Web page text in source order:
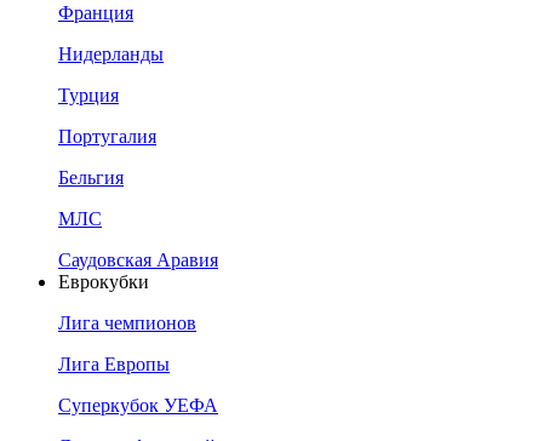
Франция
Нидерланды
Турция
Португалия
Бельгия
МЛС
Саудовская Аравия
Еврокубки
Лига чемпионов
Лига Европы
Суперкубок УЕФА